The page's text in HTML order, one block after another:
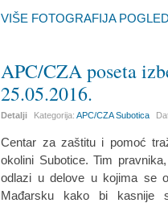
VIŠE FOTOGRAFIJA
APC/CZA poseta
25.05.2016.
Detalji Kategorija:APC/CZA Subotica
Centar za zaštitu i pomoć
okolini Subotice. Tim
odlazi u delove u kojima se
Mađarsku kako bi kasnije